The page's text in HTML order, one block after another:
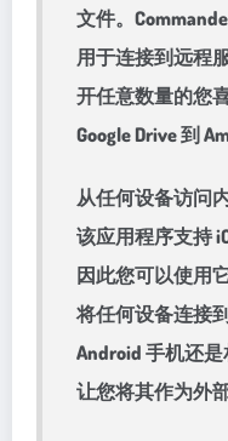
文件。
用于连接到远程
开任意数量的您
Google Drive 到
从任何设备访问
该应用程序支持
因此您可以使用
将任何设备连接
Android 手机还是
让您将其作为外